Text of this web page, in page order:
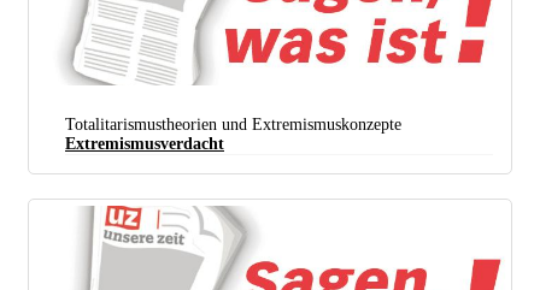
Totalitarismustheorien und Extremismuskonzepte
Extremismusverdacht